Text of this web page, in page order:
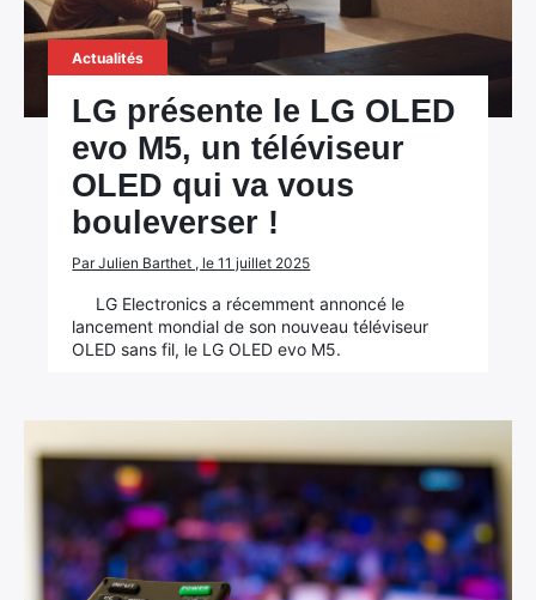
Actualités
LG présente le LG OLED
evo M5, un téléviseur
OLED qui va vous
bouleverser !
Par Julien Barthet , le 11 juillet 2025
LG Electronics a récemment annoncé le
lancement mondial de son nouveau téléviseur
OLED sans fil, le LG OLED evo M5.